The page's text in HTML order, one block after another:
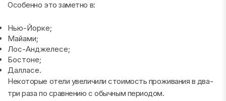
Особенно это заметно в:
Нью-Йорке;
Майами;
Лос-Анджелесе;
Бостоне;
Далласе.
Некоторые отели увеличили стоимость проживания в два-
три раза по сравнению с обычным периодом.